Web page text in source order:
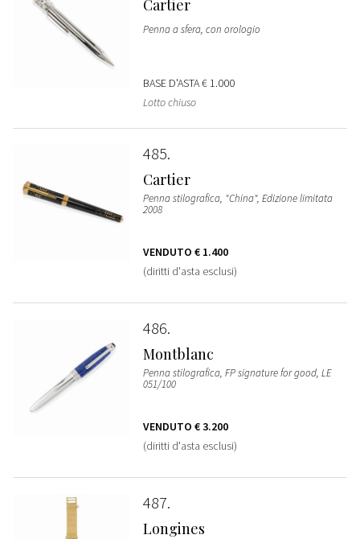
Cartier
Penna a sfera, con orologio
BASE D'ASTA€ 1.000
Lotto chiuso
485
Cartier
Penna stilografica, "China", Edizione limitata
2008
VENDUTO € 1.400
(diritti d'asta esclusi)
486
Montblanc
Penna stilografica, FP signature for good, LE
051/100
VENDUTO € 3.200
(diritti d'asta esclusi)
487
Longines